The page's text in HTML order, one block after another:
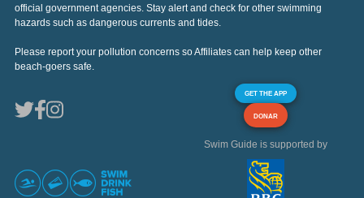
official government agencies. Stay alert and check for other swimming
hazards such as dangerous currents and tides.
Please report your pollution concerns so Affiliates can help keep other
beach-goers safe.
GET THE APP
DONAR
Swim Guide is supported by